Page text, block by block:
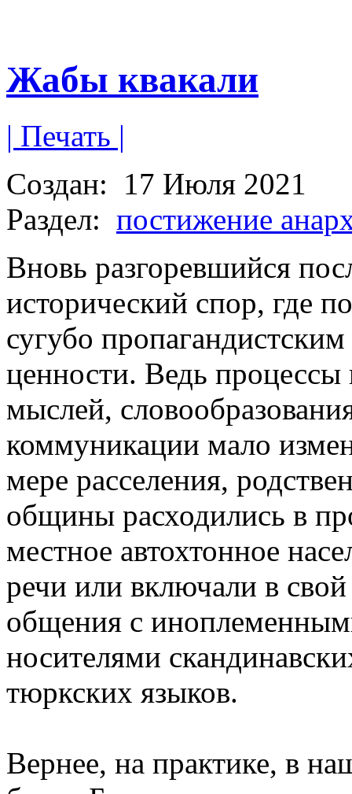
Жабы квакали
| Печать |
Создан:
17 Июля 2021
Раздел: постижение
Вновь разгоревшийся
исторический спор, где
сугубо
ценности. Ведь процессы
мыслей,
коммуникации мало
мере расселения,
общины расходились в
местное автохтонное
речи или включали в
общения с
носителями
тюркских языков.
Вернее, на практике, в